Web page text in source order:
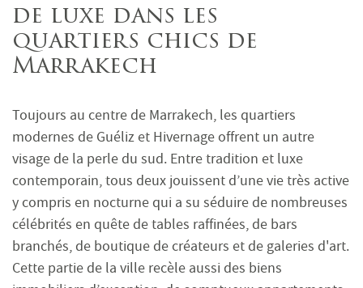
de luxe dans les
quartiers chics de
Marrakech
Toujours au centre de Marrakech, les quartiers
modernes de Guéliz et Hivernage offrent un autre
visage de la perle du sud. Entre tradition et luxe
contemporain, tous deux jouissent d’une vie très active
y compris en nocturne qui a su séduire de nombreuses
célébrités en quête de tables raffinées, de bars
branchés, de boutique de créateurs et de galeries d'art.
Cette partie de la ville recèle aussi des biens